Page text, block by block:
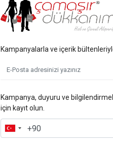
Kampanyalarla ve içerik
Kampanya, duyuru ve
için kayıt olun.